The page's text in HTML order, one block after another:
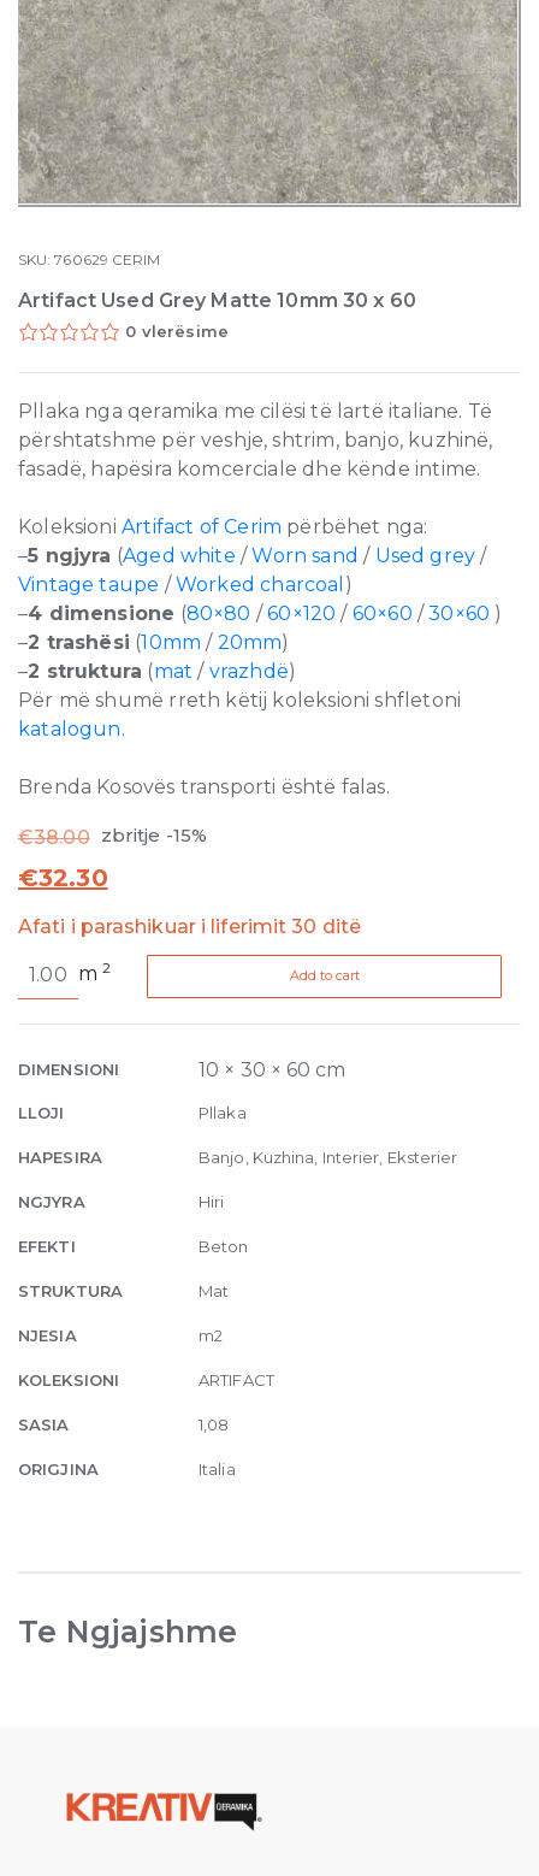
SKU:760629 CERIM
Artifact Used Grey Matte 10mm 30 x 60
0 vlerësime
Pllaka nga qeramika me cilësi të lartë italiane. Të
përshtatshme për veshje, shtrim, banjo, kuzhinë,
fasadë, hapësira komcerciale dhe kënde intime.
Koleksioni Artifact of Cerim përbëhet nga:
–5 ngjyra (Aged white /Worn sand / Used grey /
Vintage taupe /Worked charcoal )
–4 dimensione (80×80 /60×120/ 60×60 /30×60 )
–2 trashësi (10mm / 20mm)
–2 struktura (mat / vrazhdë)
Për më shumë rreth këtij koleksioni shfletoni
katalogun.
Brenda Kosovës transporti është falas.
€38.00 zbritje -15%
€32.30
Afati i parashikuar i liferimit 30 ditë
Used
10mm
x
60
m2 Add to cart
DIMENSIONI 10 × 30 × 60 cm
LLOJI Pllaka
HAPESIRA Banjo, Kuzhina, Interier, Eksterier
NGJYRA Hiri
EFEKTI Beton
STRUKTURA Mat
NJESIA m2
KOLEKSIONI ARTIFACT
SASIA 1,08
ORIGJINA Italia
Te Ngjajshme